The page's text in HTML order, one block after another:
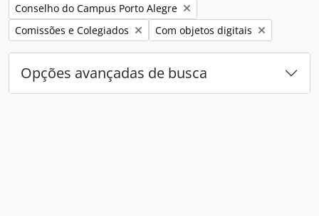
Remover filtro:
Conselho do Campus Porto Alegre
Remover filtro:
Comissões e Colegiados Remover filtro:
Com objetos digitais
Opções avançadas de busca